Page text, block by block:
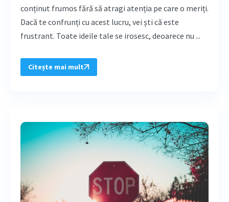
conținut frumos fără să atragi atenția pe care o meriți.
Dacă te confrunți cu acest lucru, vei ști că este
frustrant. Toate ideile tale se irosesc, deoarece nu ...
Citește mai mult